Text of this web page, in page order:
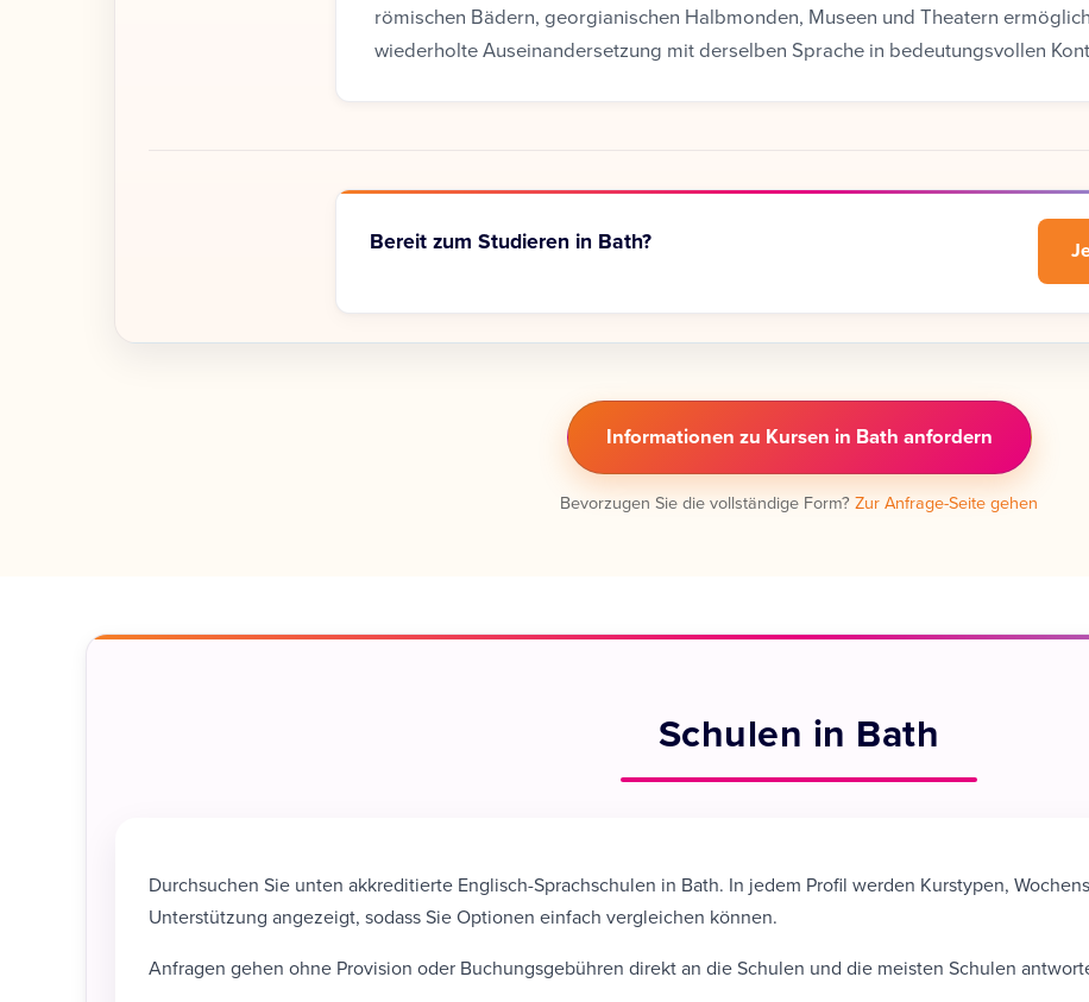
römischen Bädern, georgianischen Halbmonden, Museen und Theatern
wiederholte Auseinandersetzung mit derselben Sprache in bedeutungsvollen
Bereit zum Studieren in Bath?
Informationen zu Kursen in Bath anfordern
Bevorzugen Sie die vollständige Form? Zur Anfrage-Seite gehen
Schulen in Bath
Durchsuchen Sie unten akkreditierte Englisch-Sprachschulen in Bath. In jedem Profil werden Kurstypen,
Unterstützung angezeigt, sodass Sie Optionen einfach vergleichen können.
Anfragen gehen ohne Provision oder Buchungsgebühren direkt an die Schulen und die meisten Schulen